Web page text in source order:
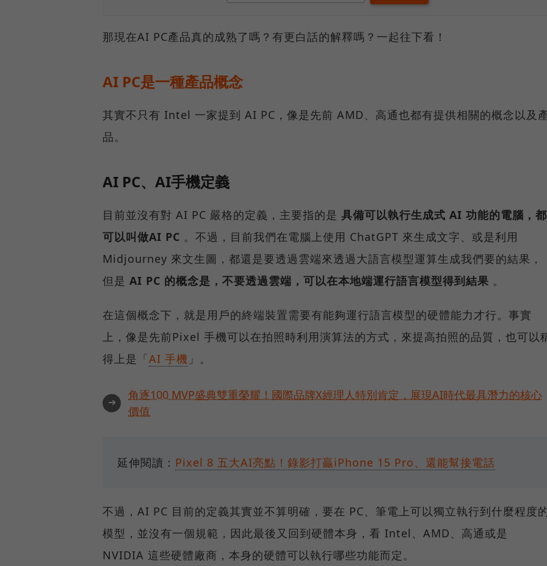
那現在AI PC產品真的成熟了嗎？有更白話的解釋嗎？一起往下看！
AI PC是一種產品概念
其實不只有 Intel 一家提到 AI PC，像是先前 AMD、高通也都有提供相關的概念以及
品。
AI PC、AI手機定義
目前並沒有對 AI PC 嚴格的定義，主要指的是 具備可以執行生成式 AI 功能的電腦，都
可以叫做AI PC 。不過，目前我們在電腦上使用 ChatGPT 來生成文字、或是利用
Midjourney 來文生圖，都還是要透過雲端來透過大語言模型運算生成我們要的結果，
但是 AI PC 的概念是，不要透過雲端，可以在本地端運行語言模型得到結果 。
在這個概念下，就是用戶的終端裝置需要有能夠運行語言模型的硬體能力才行。事實
上，像是先前Pixel 手機可以在拍照時利用演算法的方式，來提高拍照的品質，也可以
得上是「AI 手機 」。
➜
角逐100 MVP盛典雙重榮耀！國際品牌X經理人特別肯定，展現AI時代最具潛力的核心
價值
延伸閱讀： Pixel 8 五大AI亮點！錄影打贏iPhone 15 Pro、還能幫接電話
不過，AI PC 目前的定義其實並不算明確，要在 PC、筆電上可以獨立執行到什麼程度
模型，並沒有一個規範，因此最後又回到硬體本身，看 Intel、AMD、高通或是
NVIDIA 這些硬體廠商，本身的硬體可以執行哪些功能而定。